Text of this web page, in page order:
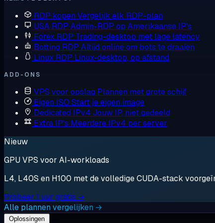
RDP kopen Vergelijk elk RDP-plan
USA RDP Admin-RDP op Amerikaanse IP's
Forex RDP Trading-desktop met lage latency
Botting RDP Altijd online om bots te draaien
Linux RDP Linux-desktop, op afstand
ADD-ONS
VPS voor opslag Plannen met grote schijf
Eigen ISO Start je eigen image
Dedicated IPv4 Jouw IP, niet gedeeld
Extra IP's Meerdere IPv4 per server
Nieuw
GPU VPS voor AI-workloads
L4, L40S en H100 met de volledige CUDA-stack
Probeer 1 uur gratis →
Alle plannen vergelijken →